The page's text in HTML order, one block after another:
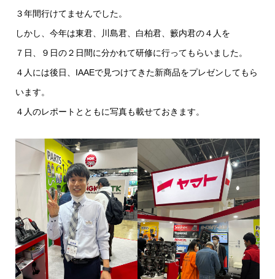
３年間行けてませんでした。
しかし、今年は東君、川島君、白柏君、籔内君の４人を
７日、９日の２日間に分かれて研修に行ってもらいました。
４人には後日、IAAEで見つけてきた新商品をプレゼンしてもら
います。
４人のレポートとともに写真も載せておきます。